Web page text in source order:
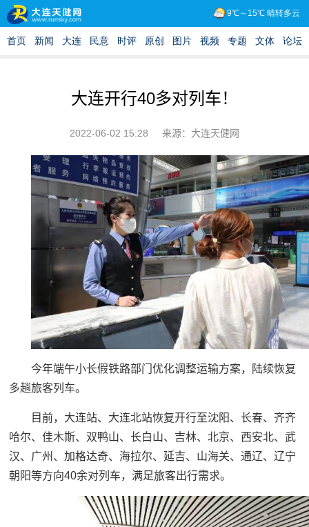
大连开行40多对列车！
2022-06-02 15:28 来源：大连天健网
今年端午小长假铁路部门优化调整运输方案，陆续恢复
多趟旅客列车。
目前，大连站、大连北站恢复开行至沈阳、长春、齐齐
哈尔、佳木斯、双鸭山、长白山、吉林、北京、西安北、武
汉、广州、加格达奇、海拉尔、延吉、山海关、通辽、辽宁
朝阳等方向40余对列车，满足旅客出行需求。